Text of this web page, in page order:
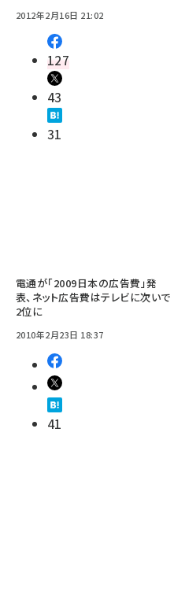
2012年2月16日 21:02
127
43
31
電通が「2009日本の広告費」発
表、ネット広告費はテレビに次いで
2位に
2010年2月23日 18:37
41